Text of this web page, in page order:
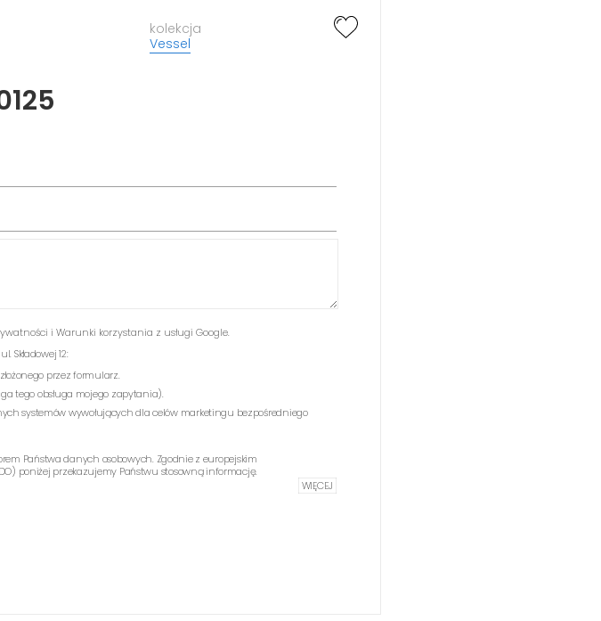
kolekcja
Vessel
i Warunki korzystania z usługi Google.
Składowej 12:
przez formularz.
tego obsługa mojego zapytania).
systemów wywołujących dla celów marketingu bezpośredniego
Państwa danych osobowych. Zgodnie z europejskim
poniżej przekazujemy Państwu stosowną informację.
WIĘCEJ